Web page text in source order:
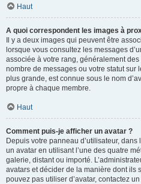
Haut
A quoi correspondent les images à
Il y a deux images qui peuvent être
lorsque vous consultez les messages
associée à votre rang, généralement
nombre de messages ou votre statut sur
plus grande, est connue sous le nom
propre à chaque membre.
Haut
Comment puis-je afficher un avatar ?
Depuis votre panneau d’utilisateur,
un avatar en utilisant l’une des quatre
galerie, distant ou importé.
avatars et décider de la manière dont ils
pouvez pas utiliser d’avatar, contactez